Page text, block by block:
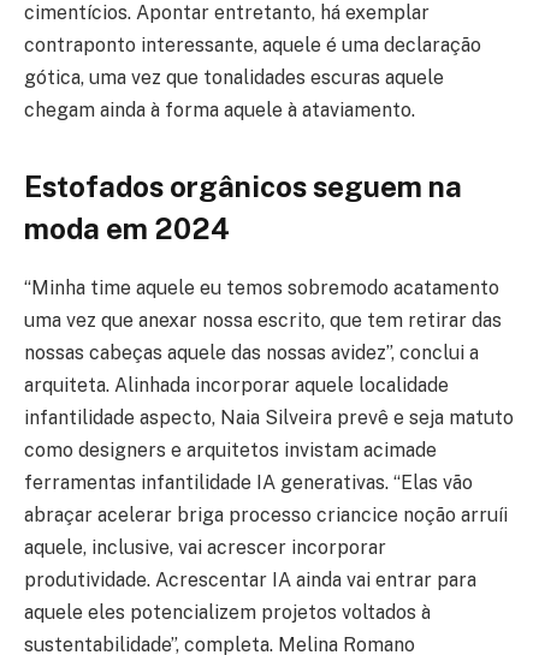
cimentícios. Apontar entretanto, há exemplar
contraponto interessante, aquele é uma declaração
gótica, uma vez que tonalidades escuras aquele
chegam ainda à forma aquele à ataviamento.
Estofados orgânicos seguem na
moda em 2024
“Minha time aquele eu temos sobremodo acatamento
uma vez que anexar nossa escrito, que tem retirar das
nossas cabeças aquele das nossas avidez”, conclui a
arquiteta. Alinhada incorporar aquele localidade
infantilidade aspecto, Naia Silveira prevê e seja matuto
como designers e arquitetos invistam acimade
ferramentas infantilidade IA generativas. “Elas vão
abraçar acelerar briga processo criancice noção arruíi
aquele, inclusive, vai acrescer incorporar
produtividade. Acrescentar IA ainda vai entrar para
aquele eles potencializem projetos voltados à
sustentabilidade”, completa. Melina Romano